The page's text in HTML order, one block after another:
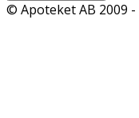
© Apoteket AB 2009 -